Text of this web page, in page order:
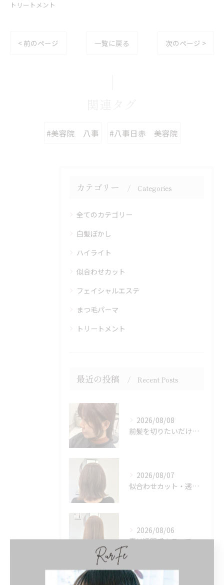
トリートメント
< 前のページ 一覧に戻る 次のページ >
#美容院 八事 #八事日赤 美容院
カテゴリー Categories
全てのカテゴリー
白髪ぼかし
ハイライト
似合わせカット
フェイシャルエステ
まつ毛パーマ
トリートメント
最近の投稿 Recent Posts
2026/08/08
前髪を切りたいだけでもOK♪ポイントカット受付中！
2026/08/07
似合わせカット・透明感カラーはASAMIにお任せください♪
2026/08/06
夏は透明感カラーでイメチェン♪ブリーチなしでも明るくできます！